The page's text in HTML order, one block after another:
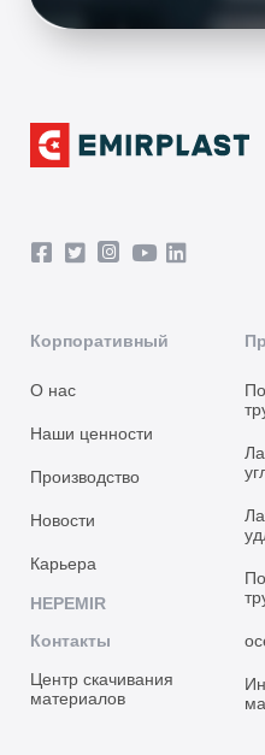
Корпоративный
О нас
Наши ценности
Производство
Новости
Карьера
HEPEMIR
Контакты
Центр скачивания
материалов